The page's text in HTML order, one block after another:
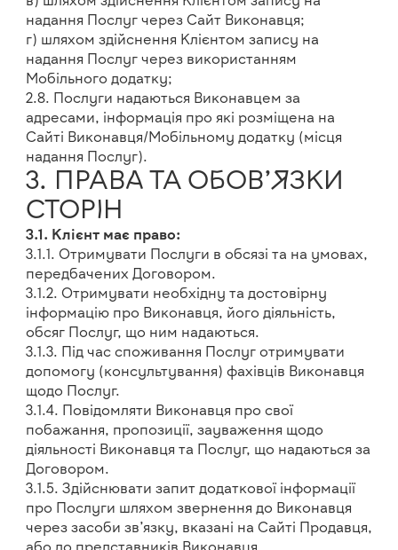
надання Послуг через Сайт Виконавця;
г) шляхом здійснення Клієнтом запису на
надання Послуг через використанням
Мобільного додатку;
2.8. Послуги надаються Виконавцем за
адресами, інформація про які розміщена на
Сайті Виконавця/Мобільному додатку (місця
надання Послуг).
3. ПРАВА ТА ОБОВ’ЯЗКИ
СТОРІН
3.1. Клієнт має право:
3.1.1. Отримувати Послуги в обсязі та на умовах,
передбачених Договором.
3.1.2. Отримувати необхідну та достовірну
інформацію про Виконавця, його діяльність,
обсяг Послуг, що ним надаються.
3.1.3. Під час споживання Послуг отримувати
допомогу (консультування) фахівців Виконавця
щодо Послуг.
3.1.4. Повідомляти Виконавця про свої
побажання, пропозиції, зауваження щодо
діяльності Виконавця та Послуг, що надаються за
Договором.
3.1.5. Здійснювати запит додаткової інформації
про Послуги шляхом звернення до Виконавця
через засоби зв’язку, вказані на Сайті Продавця,